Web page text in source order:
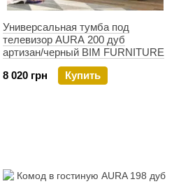
Универсальная тумба под
телевизор AURA 200 дуб
артизан/черный BIM FURNITURE
8 020 грн
Купить